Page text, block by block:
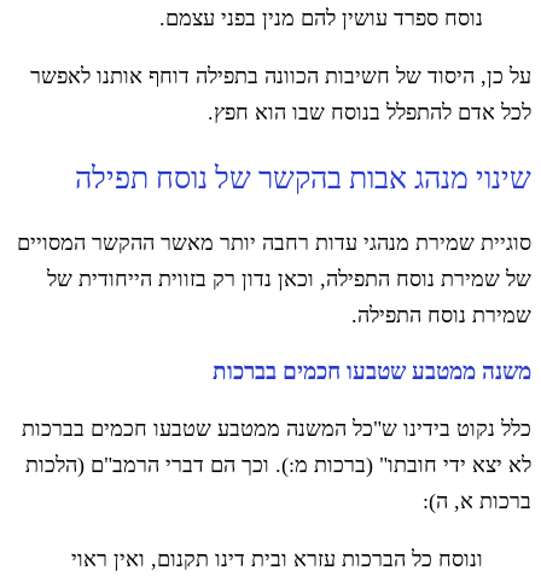
נוסח ספרד עושין להם מנין בפני עצמם.
על כן, היסוד של חשיבות הכוונה בתפילה דוחף אותנו לאפשר
לכל אדם להתפלל בנוסח שבו הוא חפץ.
שינוי מנהג אבות בהקשר של נוסח תפילה
סוגיית שמירת מנהגי עדות רחבה יותר מאשר ההקשר המסויים
של שמירת נוסח התפילה, וכאן נדון רק בזווית הייחודית של
שמירת נוסח התפילה.
משנה ממטבע שטבעו חכמים בברכות
כלל נקוט בידינו ש"כל המשנה ממטבע שטבעו חכמים בברכות
לא יצא ידי חובתו" (ברכות מ:). וכך הם דברי הרמב"ם (הלכות
ברכות א, ה):
ונוסח כל הברכות עזרא ובית דינו תקנום, ואין ראוי